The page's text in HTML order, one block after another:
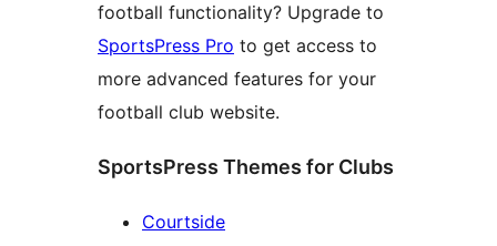
football functionality? Upgrade to
SportsPress Pro to get access to
more advanced features for your
football club website.
SportsPress Themes for Clubs
Courtside